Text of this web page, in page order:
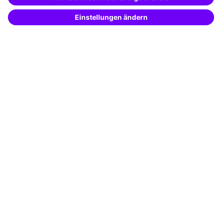
Potenzialanalyse
Transfercoaching
passende Weiterbildungen vomKI-Berater
– schnell und treffsicher.